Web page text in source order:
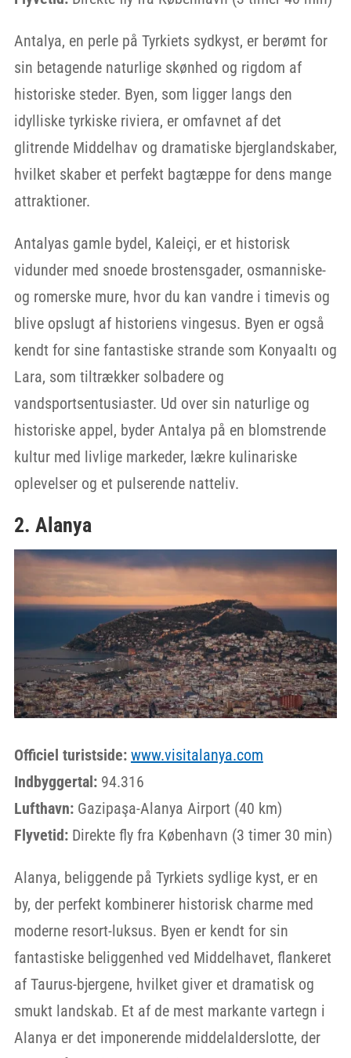
Antalya, en perle på Tyrkiets sydkyst, er berømt for
sin betagende naturlige skønhed og rigdom af
historiske steder. Byen, som ligger langs den
idylliske tyrkiske riviera, er omfavnet af det
glitrende Middelhav og dramatiske bjerglandskaber,
hvilket skaber et perfekt bagtæppe for dens mange
attraktioner.
Antalyas gamle bydel, Kaleiçi, er et historisk
vidunder med snoede brostensgader, osmanniske-
og romerske mure, hvor du kan vandre i timevis og
blive opslugt af historiens vingesus. Byen er også
kendt for sine fantastiske strande som Konyaaltı og
Lara, som tiltrækker solbadere og
vandsportsentusiaster. Ud over sin naturlige og
historiske appel, byder Antalya på en blomstrende
kultur med livlige markeder, lækre kulinariske
oplevelser og et pulserende natteliv.
2. Alanya
Officiel turistside: www.visitalanya.com
Indbyggertal:94.316
Lufthavn:Gazipaşa-Alanya Airport (40 km)
Flyvetid:Direkte fly fra København (3 timer 30 min)
Alanya, beliggende på Tyrkiets sydlige kyst, er en
by, der perfekt kombinerer historisk charme med
moderne resort-luksus. Byen er kendt for sin
fantastiske beliggenhed ved Middelhavet, flankeret
af Taurus-bjergene, hvilket giver et dramatisk og
smukt landskab. Et af de mest markante vartegn i
Alanya er det imponerende middelalderslotte, der